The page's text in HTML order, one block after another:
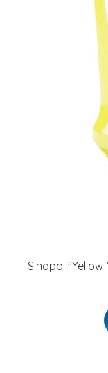
Sinappi